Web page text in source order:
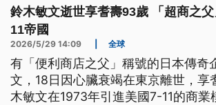
鈴木敏文逝世享耆壽93歲 「超商之
11帝國
2026/5/29 14:09 全球
有「便利商店之父」稱號的日本傳奇
文，18日因心臟衰竭在東京離世，享
木敏文在1973年引進美國7-11的商業